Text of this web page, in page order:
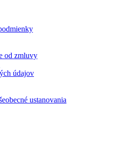
od zmluvy
údajov
ustanovania